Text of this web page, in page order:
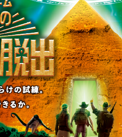
年7月】告知解
た新作一…
2026.07.31SCRAP